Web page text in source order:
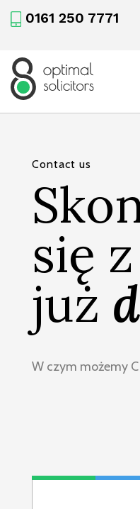
0161 250 7771
Contact us
się
już
W czym możemy